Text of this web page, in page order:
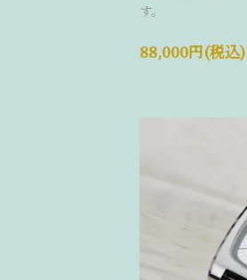
す。
88,000円(税込)